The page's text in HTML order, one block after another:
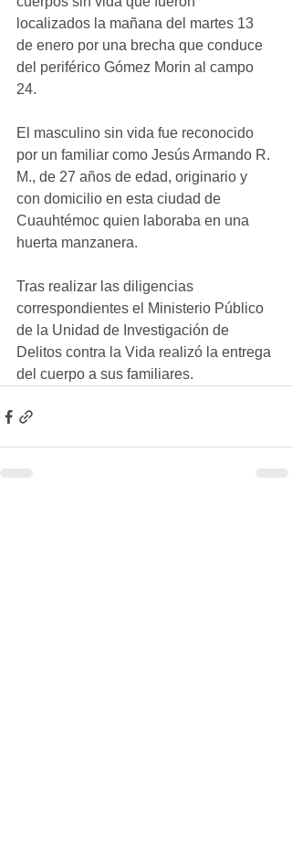
localizados la mañana del martes 13
de enero por una brecha que conduce
del periférico Gómez Morin al campo
24.
El masculino sin vida fue reconocido
por un familiar como Jesús Armando R.
M., de 27 años de edad, originario y
con domicilio en esta ciudad de
Cuauhtémoc quien laboraba en una
huerta manzanera.
Tras realizar las diligencias
correspondientes el Ministerio Público
de la Unidad de Investigación de
Delitos contra la Vida realizó la entrega
del cuerpo a sus familiares.